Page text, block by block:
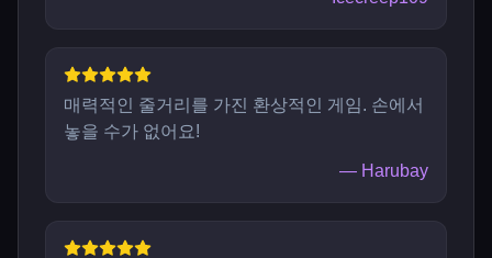
매력적인 줄거리를 가진 환상적인 게임. 손에서
놓을 수가 없어요!
— Harubay